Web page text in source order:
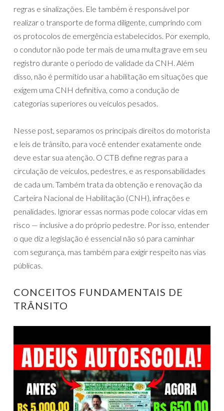
regras e sinalizações. Ele também ⁤é responsável por
realizar o transporte de forma diligente, cumprindo com
os protocolos de emergência ‌estabelecidos. Por exemplo,
o condutor não pode ter mais de uma multa grave em seu
registro durante o período de validade da CNH. Além
disso, não é permitido usar a habilitação em situações que
exigem uma CNH definitiva, como a condução de
categorias superiores ou veículos pesados.
Nesse post, separamos os principais direitos do motorista
e leis de trânsito, para você entender exatamente onde
deve estar sua atenção. O CTB define regras para a
circulação de veículos, pedestres, e as responsabilidades
de cada um. Também trata da obtenção e renovação da
Carteira Nacional de Habilitação (CNH), infrações e
penalidades. Ignorar essas normas pode colocar vidas em
risco — inclusive a do próprio pedestre. Por isso, entender
o que diz a legislação é essencial não só para caminhar
com segurança, mas também para exigir respeito nas vias
públicas.
CONCEITOS FUNDAMENTAIS DE
TRÂNSITO